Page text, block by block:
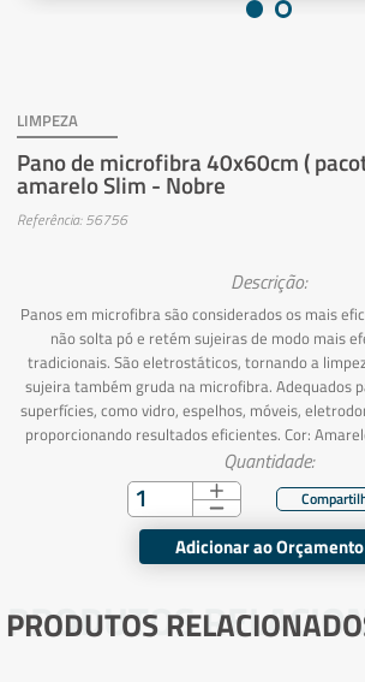
LIMPEZA
Pano de microfibra 40x60cm (
amarelo Slim - Nobre
Referência: 56756
Descrição:
Panos em microfibra são considerados os mais
não solta pó e retém sujeiras de modo mais
tradicionais. São eletrostáticos, tornando a
sujeira também gruda na microfibra. Adequados
superfícies, como vidro, espelhos, móveis,
proporcionando resultados eficientes. Cor:
Quantidade:
Adicionar ao Orçamento
PRODUTOS
PRODUTOS